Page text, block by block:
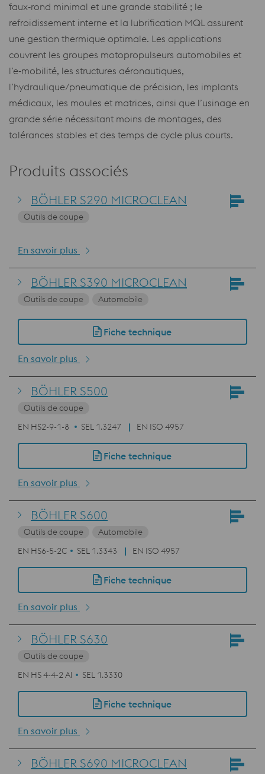
faux‑rond minimal et une grande stabilité ; le
refroidissement interne et la lubrification MQL assurent
une gestion thermique optimale. Les applications
couvrent les groupes motopropulseurs automobiles et
l’e‑mobilité, les structures aéronautiques,
l’hydraulique/pneumatique de précision, les implants
médicaux, les moules et matrices, ainsi que l’usinage en
grande série nécessitant moins de montages, des
tolérances stables et des temps de cycle plus courts.
Produits associés
BÖHLER S290 MICROCLEAN
Outils de coupe
En savoir plus
BÖHLER S390 MICROCLEAN
Outils de coupe Automobile
Fiche technique
En savoir plus
BÖHLER S500
Outils de coupe
EN HS2-9-1-8
SEL 1.3247 EN ISO 4957
Fiche technique
En savoir plus
BÖHLER S600
Outils de coupe
Automobile
EN HS6-5-2C
SEL 1.3343 EN ISO 4957
Fiche technique
En savoir plus
BÖHLER S630
Outils de coupe
EN HS 4-4-2 Al
SEL 1.3330
Fiche technique
En savoir plus
BÖHLER S690 MICROCLEAN